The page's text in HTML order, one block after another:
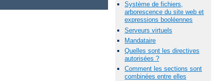
Système de fichiers,
arborescence du site web et
expressions booléennes
Serveurs virtuels
Mandataire
Quelles sont les directives
autorisées ?
Comment les sections sont
combinées entre elles